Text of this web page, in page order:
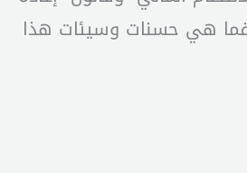
هي حسنات وسيئات هذا